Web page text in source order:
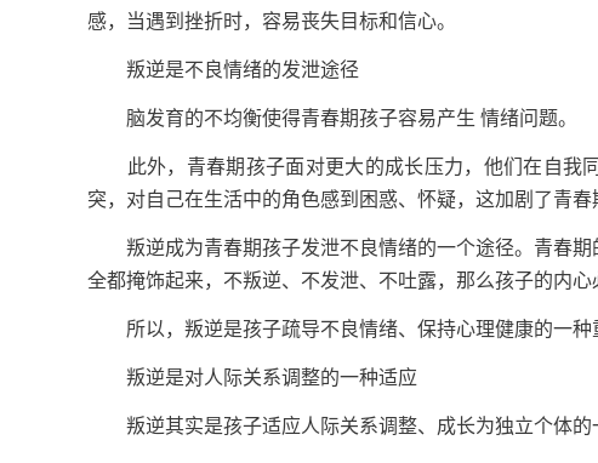
感，当遇到挫折时，容易丧失目标和信心。
叛逆是不良情绪的发泄途径
脑发育的不均衡使得青春期孩子容易产生 情绪问题。
此外，青春期孩子面对更大的成长压力，他们在自我
突，对自己在生活中的角色感到困惑、怀疑，这加剧了青春
叛逆成为青春期孩子发泄不良情绪的一个途径。青春期
全都掩饰起来，不叛逆、不发泄、不吐露，那么孩子的内心
所以，叛逆是孩子疏导不良情绪、保持心理健康的一种
叛逆是对人际关系调整的一种适应
叛逆其实是孩子适应人际关系调整、成长为独立个体的